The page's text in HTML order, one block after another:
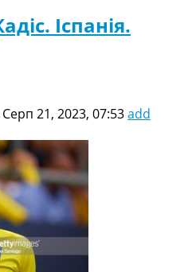
Іспанія.
Серп 21, 2023, 07:53add